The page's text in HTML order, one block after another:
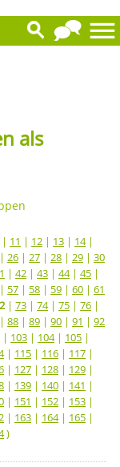
als
| 11 | 12 | 13 | 14|
| 26 | 27 | 28 | 29 | 30
| 42 | 43 | 44| 45 |
| 57 | 58 | 59 | 60 | 61
| 73 | 74| 75 | 76 |
| 88 | 89 | 90 | 91 | 92
| 103 | 104| 105 |
| 115 | 116 | 117 |
| 127 | 128 | 129 |
| 139 | 140 | 141 |
| 151 | 152 | 153 |
| 163 | 164| 165 |
)